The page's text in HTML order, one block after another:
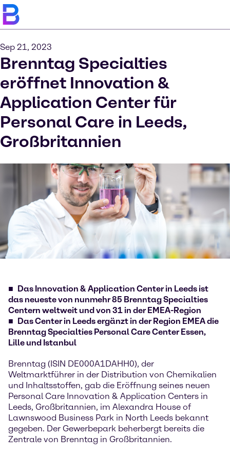
Sep 21, 2023
Brenntag Specialties
eröffnet Innovation &
Application Center für
Personal Care in Leeds,
Großbritannien
Das Innovation & Application Center in Leeds ist
das neueste von nunmehr 85 Brenntag Specialties
Centern weltweit und von 31 in der EMEA-Region
Das Center in Leeds ergänzt in der Region EMEA die
Brenntag Specialties Personal Care Center Essen,
Lille und Istanbul
Brenntag (ISIN DE000A1DAHH0), der
Weltmarktführer in der Distribution von Chemikalien
und Inhaltsstoffen, gab die Eröffnung seines neuen
Personal Care Innovation & Application Centers in
Leeds, Großbritannien, im Alexandra House of
Lawnswood Business Park in North Leeds bekannt
gegeben. Der Gewerbepark beherbergt bereits die
Zentrale von Brenntag in Großbritannien.